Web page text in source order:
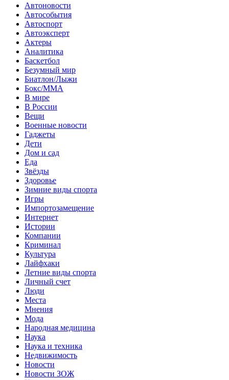
Автоновости
Автособытия
Автоспорт
Автоэксперт
Актеры
Аналитика
Баскетбол
Безумный мир
Биатлон/Лыжи
Бокс/MMA
В мире
В России
Вещи
Военные новости
Гаджеты
Дети
Дом и сад
Еда
Звёзды
Здоровье
Зимние виды спорта
Игры
Импортозамещение
Интернет
Истории
Компании
Криминал
Культура
Лайфхаки
Летние виды спорта
Личный счет
Люди
Места
Мнения
Мода
Народная медицина
Наука
Наука и техника
Недвижимость
Новости
Новости ЗОЖ